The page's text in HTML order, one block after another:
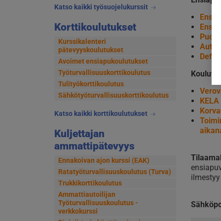
Katso kaikki työsuojelukurssit
Korttikoulutukset
Kurssikalenteri
pätevyyskoulutukset
Avoimet ensiapukoulutukset
Työturvallisuuskorttikoulutus
Tulityökorttikoulutus
Sähkötyöturvallisuuskorttikoulutus
Katso kaikki korttikoulutukset
Kuljettajan
ammattipätevyys
Ennakoivan ajon kurssi (EAK)
Ratatyöturvallisuuskoulutus (Turva)
Trukkikorttikoulutus
Ammattiautoilijan
Työturvallisuuskoulutus -
verkkokurssi